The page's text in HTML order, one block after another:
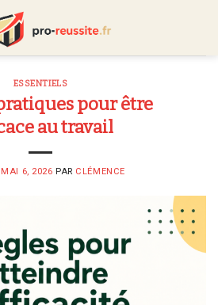
ESSENTIELS
pour être
au travail
MAI 6, 2026 PAR CLÉMENCE